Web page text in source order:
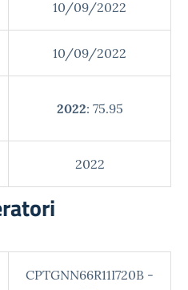
10/09/2022
10/09/2022
2022: 75.95
2022
CPTGNN66R11I720B -